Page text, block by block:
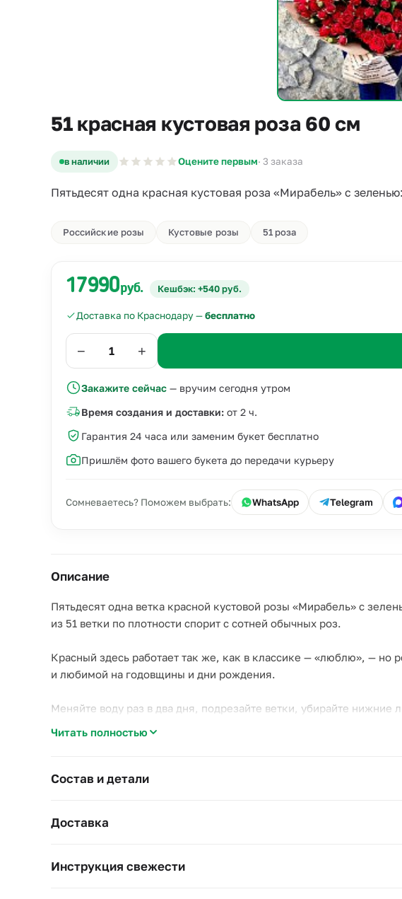
51 красная кустовая роза 60 см
в наличии Оцените первым· 3 заказа
Пятьдесят одна красная кустовая роза «Мирабель» с
Российские розы Кустовые розы 51 роза
17990руб. Кешбэк: +540 руб.
Доставка по Краснодару —бесплатно
− +
Закажите сейчас — вручим сегодня утром
Время создания и доставки: от 2 ч.
Гарантия 24 часа или заменим букет бесплатно
Пришлём фото вашего букета до передачи курьеру
Сомневаетесь? Поможем выбрать: WhatsApp Telegram
Описание
Пятьдесят одна ветка красной кустовой розы «Мирабель» с
из 51 ветки по плотности спорит с сотней обычных роз.
Красный здесь работает так же, как в классике — «люблю», — но
и любимой на годовщины и дни рождения.
Меняйте воду раз в два дня, подрезайте ветки, убирайте нижние
Читать полностью
Состав и детали
Доставка
Инструкция свежести